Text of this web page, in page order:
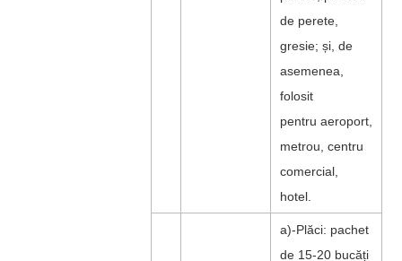
de perete,
gresie; și, de
asemenea,
folosit
pentru aeroport,
metrou, centru
comercial,
hotel.
a)-Plăci: pachet
de 15-20 bucăți